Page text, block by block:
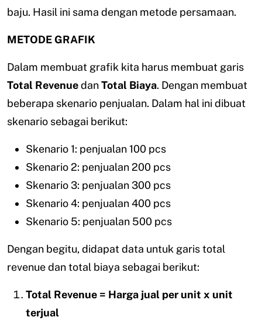
baju. Hasil ini sama dengan metode persamaan.
METODE GRAFIK
Dalam membuat grafik kita harus membuat garis
Total RevenuedanTotal Biaya. Dengan membuat
beberapa skenario penjualan. Dalam hal ini dibuat
skenario sebagai berikut:
Skenario 1: penjualan 100 pcs
Skenario 2: penjualan 200 pcs
Skenario 3: penjualan 300 pcs
Skenario 4: penjualan 400 pcs
Skenario 5: penjualan 500 pcs
Dengan begitu, didapat data untuk garis total
revenue dan total biaya sebagai berikut:
Total Revenue = Harga jual per unit x unit
terjual